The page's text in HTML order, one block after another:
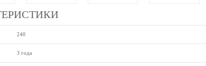
240
3 года